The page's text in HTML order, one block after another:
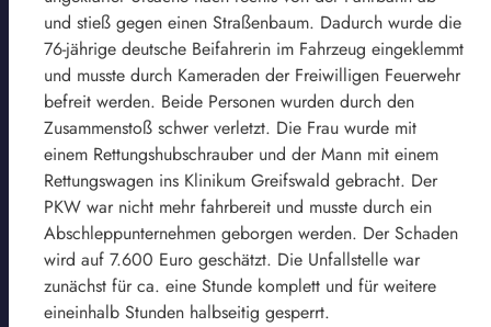
und stieß gegen einen Straßenbaum. Dadurch wurde die
76-jährige deutsche Beifahrerin im Fahrzeug eingeklemmt
und musste durch Kameraden der Freiwilligen Feuerwehr
befreit werden. Beide Personen wurden durch den
Zusammenstoß schwer verletzt. Die Frau wurde mit
einem Rettungshubschrauber und der Mann mit einem
Rettungswagen ins Klinikum Greifswald gebracht. Der
PKW war nicht mehr fahrbereit und musste durch ein
Abschleppunternehmen geborgen werden. Der Schaden
wird auf 7.600 Euro geschätzt. Die Unfallstelle war
zunächst für ca. eine Stunde komplett und für weitere
eineinhalb Stunden halbseitig gesperrt.